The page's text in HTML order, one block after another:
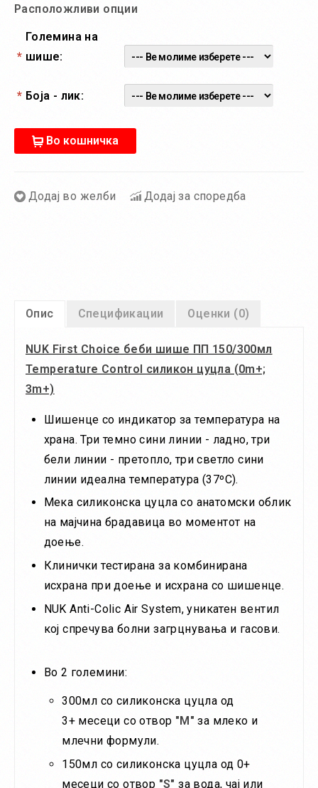
Расположливи опции
*
Големина на
шише:
* Боја - лик:
Во кошничка
Додај во желби Додај за споредба
Опис Спецификации Оценки (0)
NUK First Choice беби шише ПП 150/300мл
Temperature Control силикон цуцла (0m+;
3m+)
Шишенце со индикатор за температура на
храна. Три темно сини линии - ладно, три
бели линии - претопло, три светло сини
линии идеална температура (37ºС).
Мека силиконска цуцла со анатомски облик
на мајчина брадавица во моментот на
доење.
Клинички тестирана за комбинирана
исхрана при доење и исхрана со шишенце.
NUK Anti-Colic Air System, уникатен вентил
кој спречува болни загрцнувања и гасови.
Во 2 големини:
300мл со силиконска цуцла од
3+ месеци со отвор "M" за млеко и
млечни формули.
150мл со силиконска цуцла од 0+
месеци со отвор "S"за вода, чај или